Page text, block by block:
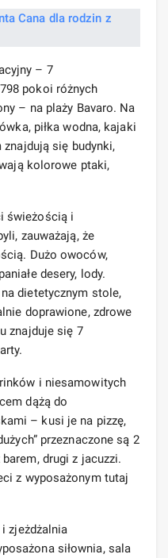
– 7
pokoi różnych
– na plaży Bavaro. Na
piłka wodna, kajaki
się budynki,
kolorowe ptaki,
świeżością i
zauważają, że
Dużo owoców,
desery, lody.
dietetycznym stole,
doprawione, zdrowe
znajduje się 7
i niesamowitych
dążą do
– kusi je na pizzę,
przeznaczone są 2
drugi z jacuzzi.
z wyposażonym tutaj
zjeżdżalnia
siłownia, sala